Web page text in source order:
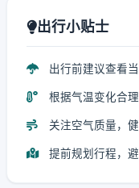
出行小贴士
出行前建议查看
根据气温变化合
关注空气质量，
提前规划行程，